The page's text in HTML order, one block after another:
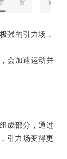
强的引力场，
会加速运动并
成部分，通过
引力场变得更